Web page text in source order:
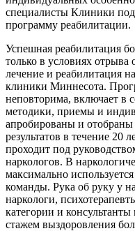
специалисты Клиники
программу реабилитации.
Успешная реабилитация
только в условиях
лечение и реабилитация
клиники Миннесота.
неповторима, включает в
методики, приемы и
апробированы и отобраны
результатов в течение 20
проходит под
наркологов. В
максимально
команды. Рука об руку у
наркологи,
категории и
стажем выздоровления